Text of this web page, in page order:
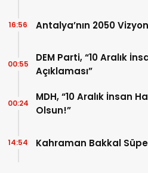
Antalya’nın 2050
16:56
DEM Parti, “10 Aralık
Açıklaması”
00:55
MDH, “10 Aralık İnsan
Olsun!”
00:24
Kahraman Bakkal
14:54